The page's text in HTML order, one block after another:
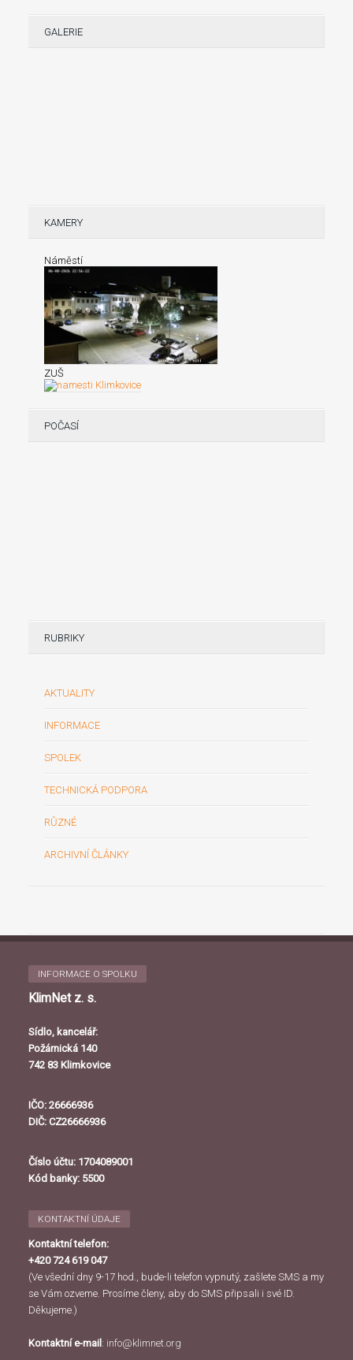
GALERIE
KAMERY
Náměstí
ZUŠ
POČASÍ
RUBRIKY
AKTUALITY
INFORMACE
SPOLEK
TECHNICKÁ PODPORA
RŮZNÉ
ARCHIVNÍ ČLÁNKY
INFORMACE O SPOLKU
KlimNet z. s.
Sídlo, kancelář:
Požárnická 140
742 83 Klimkovice
IČO: 26666936
DIČ: CZ26666936
Číslo účtu: 1704089001
Kód banky: 5500
KONTAKTNÍ ÚDAJE
Kontaktní telefon:
+420 724 619 047
(Ve všední dny 9-17 hod., bude-li telefon vypnutý, zašlete SMS a my
se Vám ozveme. Prosíme členy, aby do SMS připsali i své ID.
Děkujeme.)
Kontaktní e-mail : info@klimnet.org